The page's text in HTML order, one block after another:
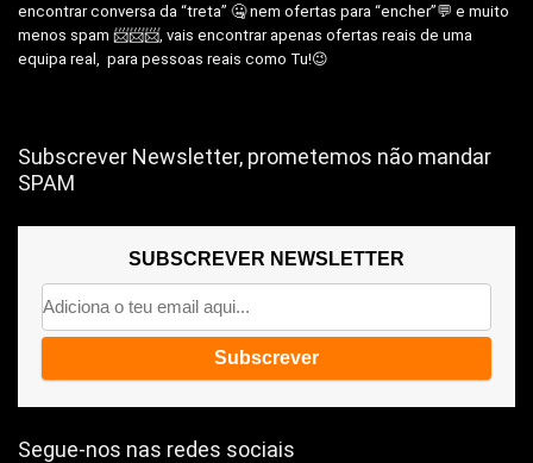
encontrar conversa da “treta” 🤐 nem ofertas para “encher”💬 e muito
menos spam 📨📨📨, vais encontrar apenas ofertas reais de uma
equipa real, para pessoas reais como Tu!😉
Subscrever Newsletter, prometemos não mandar
SPAM
SUBSCREVER NEWSLETTER
Segue-nos nas redes sociais